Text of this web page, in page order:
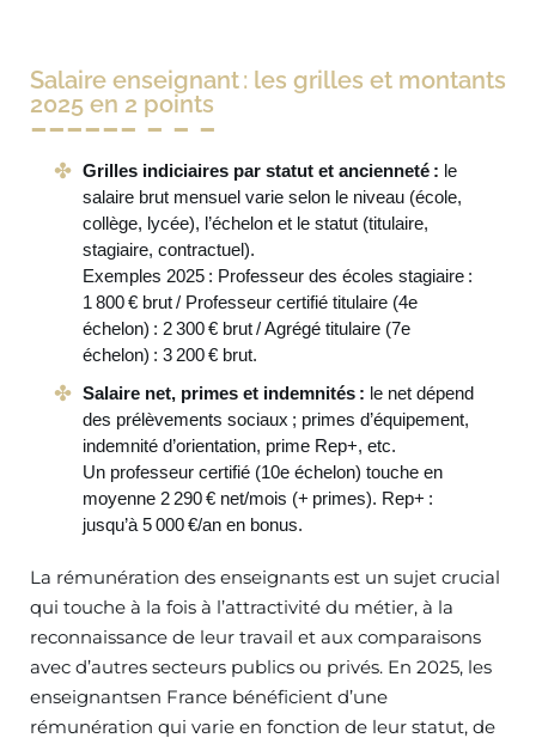
Salaire enseignant : les grilles et montants
2025 en 2 points
Grilles indiciaires par statut et ancienneté : le
salaire brut mensuel varie selon le niveau (école,
collège, lycée), l’échelon et le statut (titulaire,
stagiaire, contractuel).
Exemples 2025 : Professeur des écoles stagiaire :
1 800 € brut / Professeur certifié titulaire (4e
échelon) : 2 300 € brut / Agrégé titulaire (7e
échelon) : 3 200 € brut.
Salaire net, primes et indemnités : le net dépend
des prélèvements sociaux ; primes d’équipement,
indemnité d’orientation, prime Rep+, etc.
Un professeur certifié (10e échelon) touche en
moyenne 2 290 € net/mois (+ primes). Rep+ :
jusqu’à 5 000 €/an en bonus.
La rémunération des enseignants est un sujet crucial
qui touche à la fois à l’attractivité du métier, à la
reconnaissance de leur travail et aux comparaisons
avec d’autres secteurs publics ou privés. En 2025, les
enseignantsen France bénéficient d’une
rémunération qui varie en fonction de leur statut, de